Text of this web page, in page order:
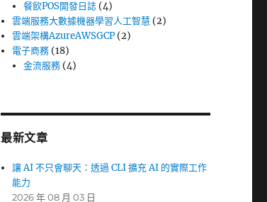
餐飲POS開發日誌 (4)
雲端服務大數據機器學習人工智慧 (2)
雲端架構AzureAWSGCP (2)
電子商務 (18)
金流服務 (4)
最新文章
讓 AI 不只會聊天：透過 CLI 擴充 AI 的實際工作
能力
2026 年 08 月 03 日